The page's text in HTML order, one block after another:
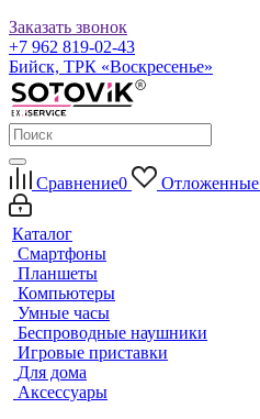
Заказать звонок
+7 962 819-02-43
Бийск, ТРК «Воскресенье»
Сравнение0 Отложенные
Каталог
Смартфоны
Планшеты
Компьютеры
Умные часы
Беспроводные наушники
Игровые приставки
Для дома
Аксессуары